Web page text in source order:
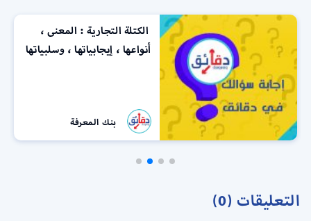
الكتلة التجارية : المعنى ،
أنواعها ، إيجابياتها ، وسلبياتها
بنك المعرفة
التعليقات (0)